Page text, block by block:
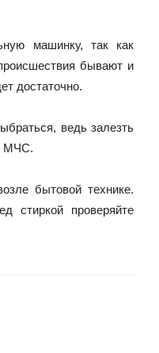
машинку, так как
бывают и
достаточно.
ведь залезть
МЧС.
бытовой технике.
стиркой проверяйте